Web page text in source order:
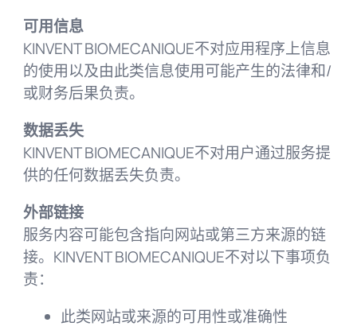
可用信息
KINVENT BIOMECANIQUE不对应用程序上信息
的使用以及由此类信息使用可能产生的法律和/
或财务后果负责。
数据丢失
KINVENT BIOMECANIQUE不对用户通过服务提
供的任何数据丢失负责。
外部链接
服务内容可能包含指向网站或第三方来源的链
接。KINVENT BIOMECANIQUE不对以下事项负
责：
此类网站或来源的可用性或准确性